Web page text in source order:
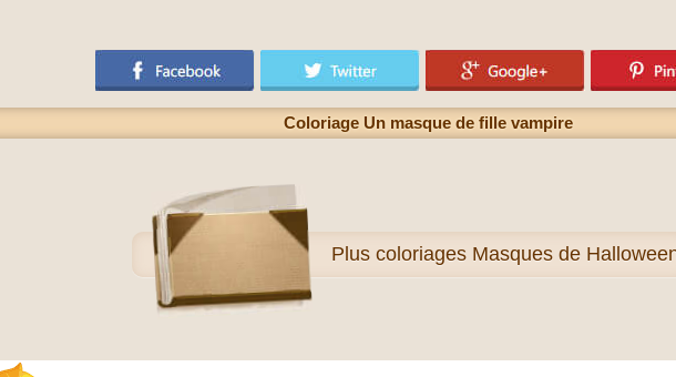
Coloriage Un masque de fille vampire
Plus coloriages Masques de